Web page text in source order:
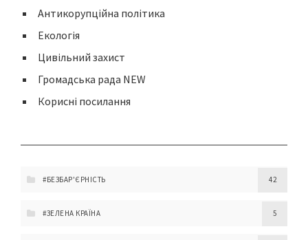
Антикорупційна політика
Екологія
Цивільний захист
Громадська рада NEW
Корисні посилання
#БЕЗБАР'ЄРНІСТЬ 42
#ЗЕЛЕНА КРАЇНА 5